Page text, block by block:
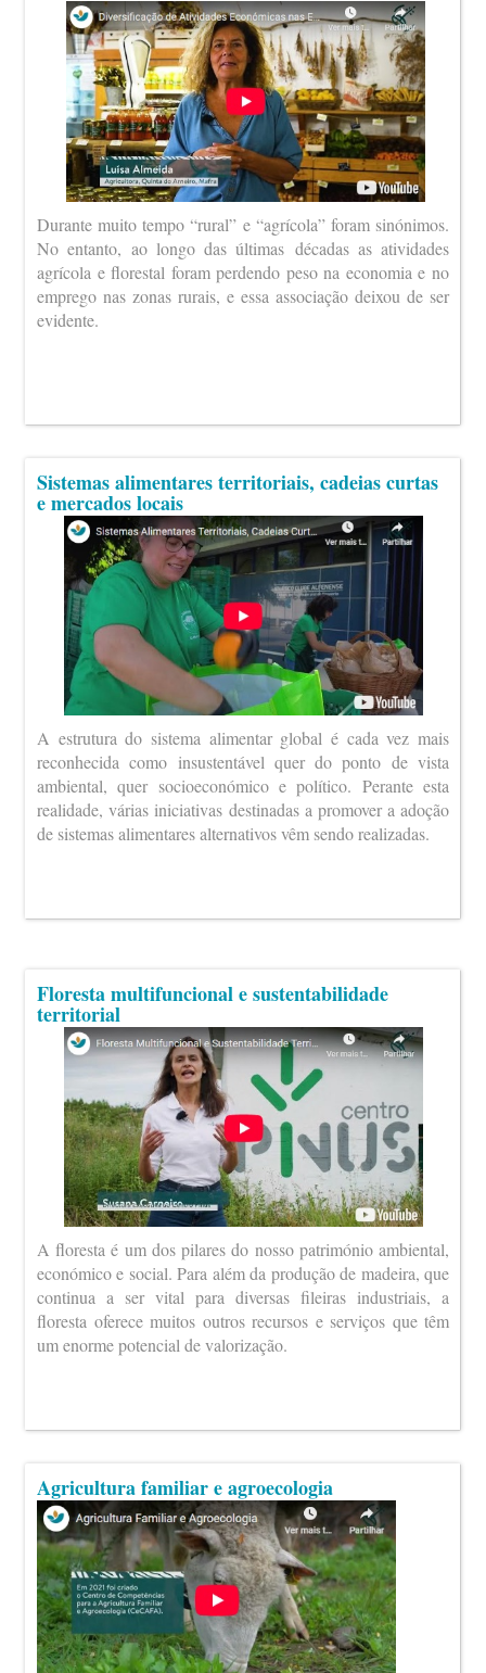
Durante muito tempo “rural” e “agrícola” foram sinónimos.
No entanto, ao longo das últimas décadas as atividades
agrícola e florestal foram perdendo peso na economia e no
emprego nas zonas rurais, e essa associação deixou de ser
evidente.
Sistemas alimentares territoriais, cadeias curtas
e mercados locais
A estrutura do sistema alimentar global é cada vez mais
reconhecida como insustentável quer do ponto de vista
ambiental, quer socioeconómico e político. Perante esta
realidade, várias iniciativas destinadas a promover a adoção
de sistemas alimentares alternativos vêm sendo realizadas.
Floresta multifuncional e sustentabilidade
territorial
A floresta é um dos pilares do nosso património ambiental,
económico e social. Para além da produção de madeira, que
continua a ser vital para diversas fileiras industriais, a
floresta oferece muitos outros recursos e serviços que têm
um enorme potencial de valorização.
Agricultura familiar e agroecologia